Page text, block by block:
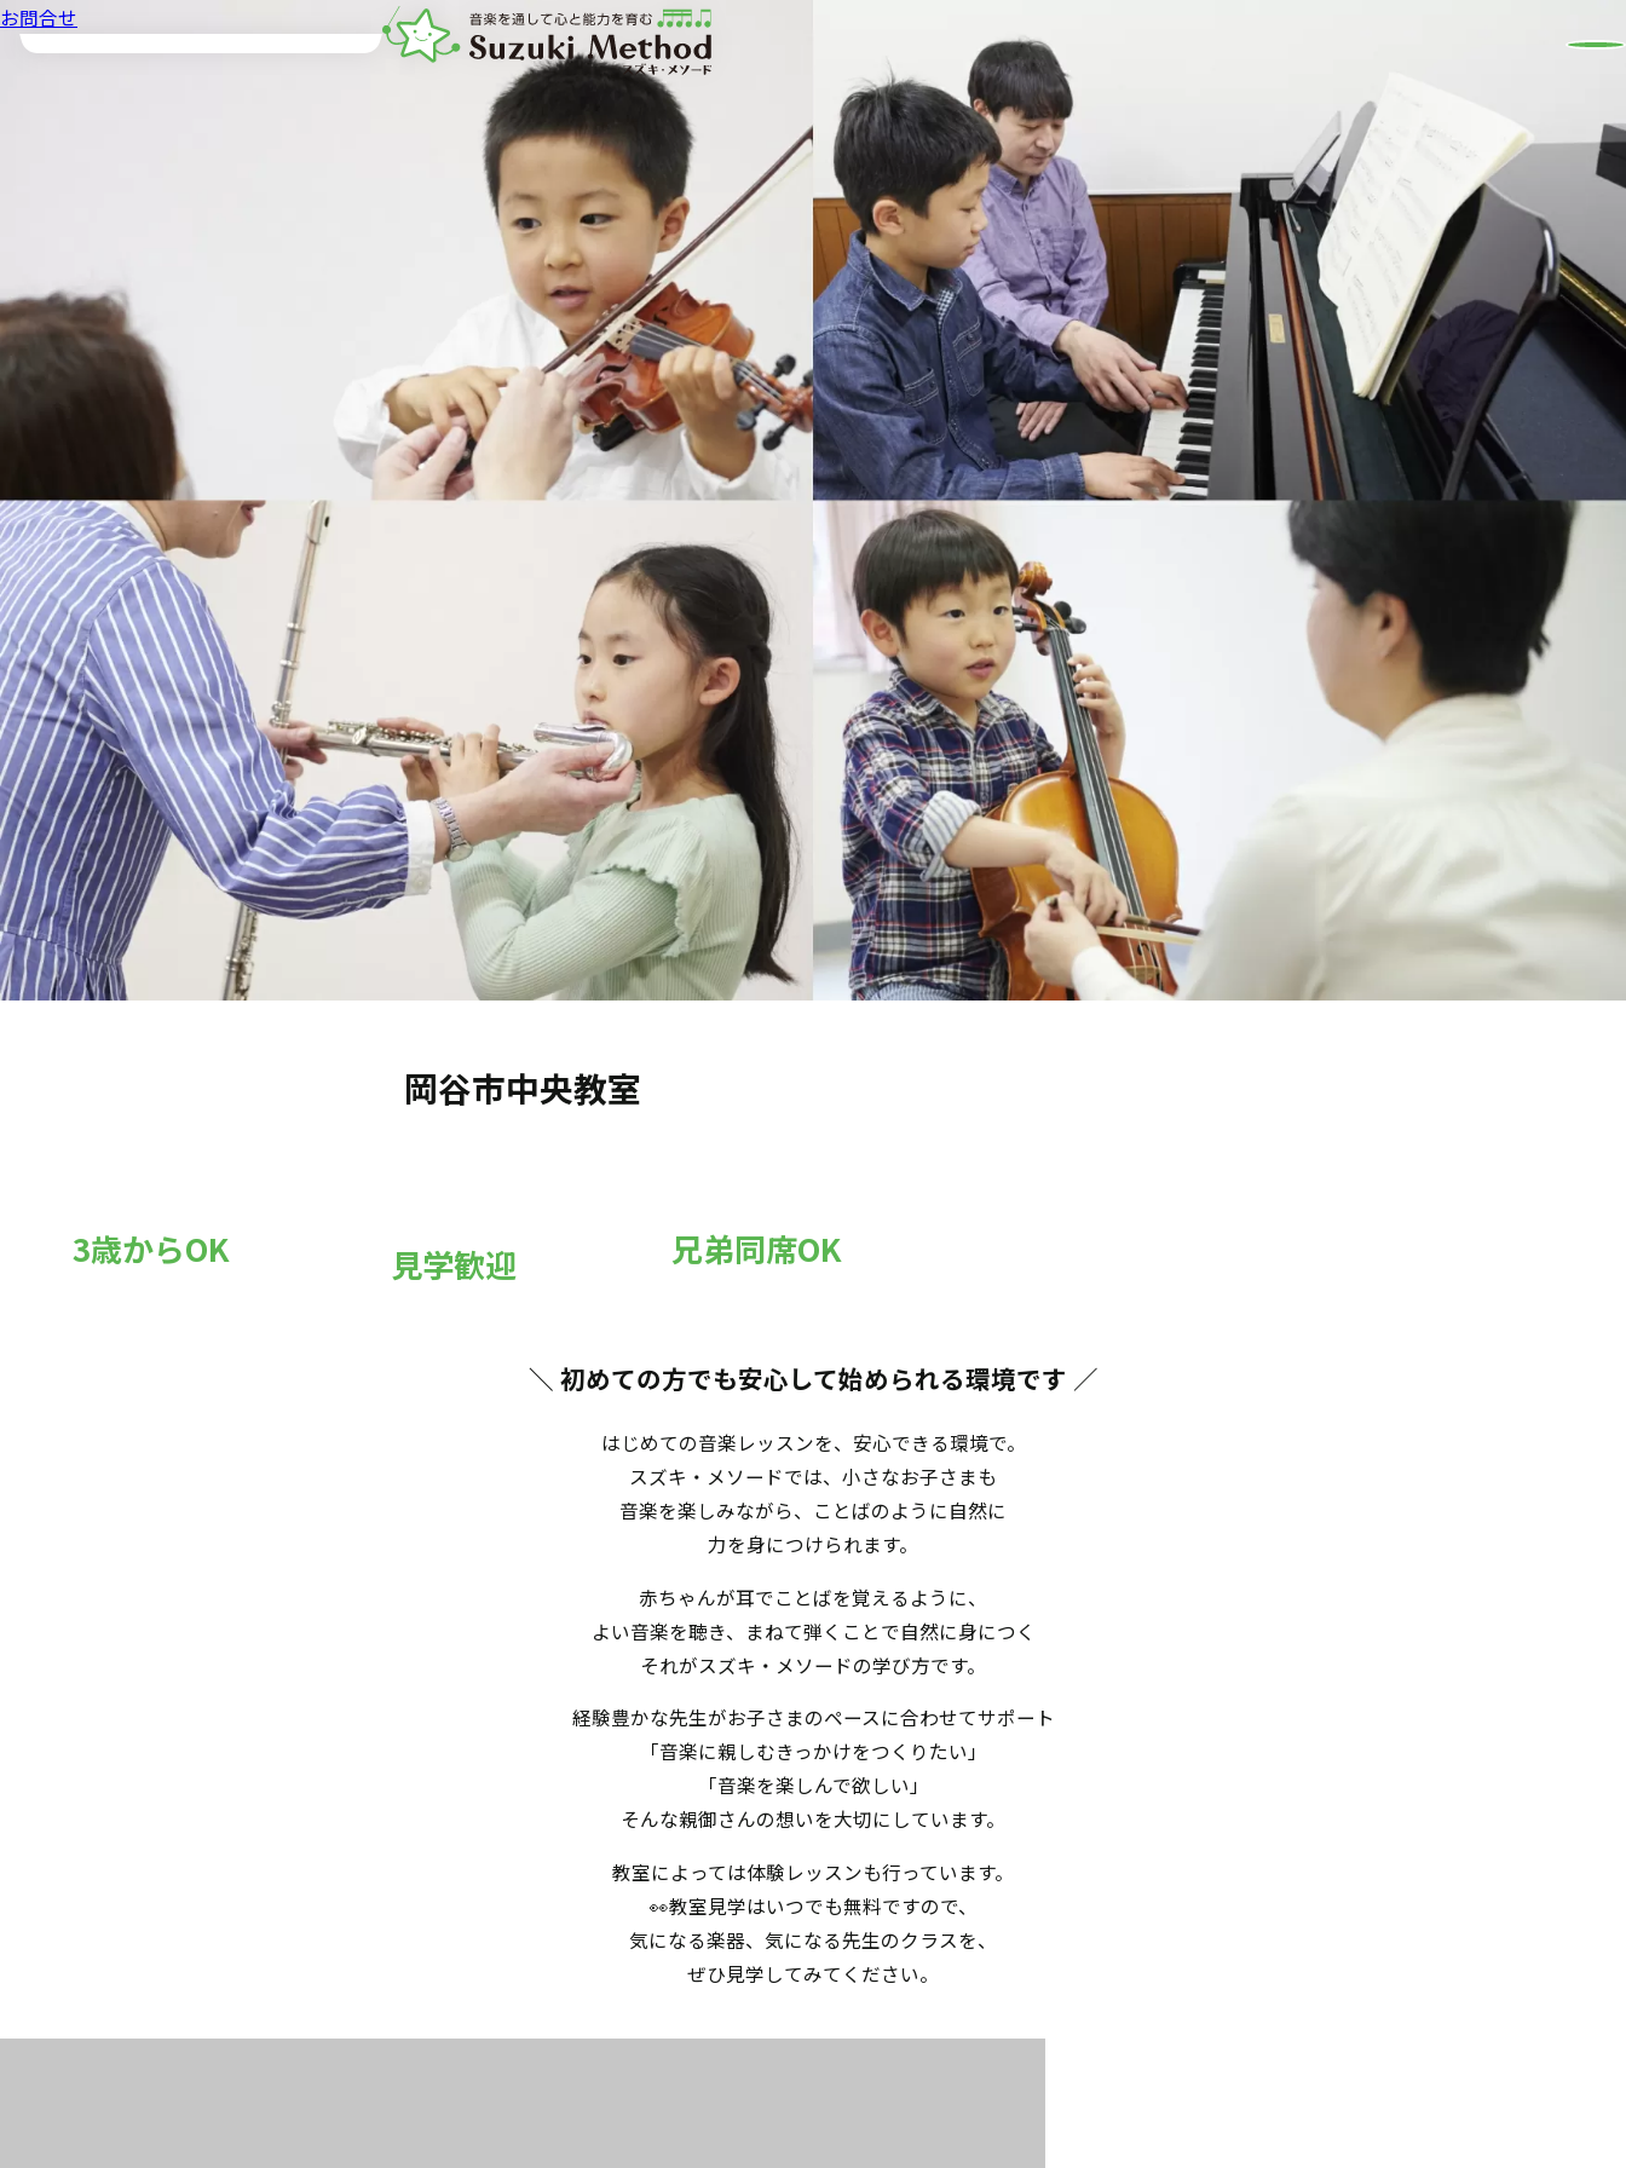
音楽教室スズキ・メソード | 公益社団法人才能教育研究会
お問合せ
岡谷市中央教室
3歳からOK 見学歓迎 兄弟同席OK
＼ 初めての方でも安心して始められる環境です ／
はじめての音楽レッスンを、安心できる環境で。
スズキ・メソードでは、小さなお子さまも
音楽を楽しみながら、ことばのように自然に
力を身につけられます。
赤ちゃんが耳でことばを覚えるように、
よい音楽を聴き、まねて弾くことで自然に身につく
それがスズキ・メソードの学び方です。
経験豊かな先生がお子さまのペースに合わせてサポート
「音楽に親しむきっかけをつくりたい」
「音楽を楽しんで欲しい」
そんな親御さんの想いを大切にしています。
教室によっては体験レッスンも行っています。
👀教室見学はいつでも無料ですので、
気になる楽器、気になる先生のクラスを、
ぜひ見学してみてください。